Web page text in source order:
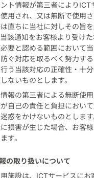
ト情報が第三者によりICT
用され、又は無断で使用
直ちに当社に対しその旨
該通知をお客様より受け
要と認める範囲において
ぐ対応を取るべく努力す
う当該対応の正確性・十分
ないものとします。
報の第三者による無断使
自己の責任と負担におい
惑をかけないものとしま
損害が生じた場合、お客
す。
の取り扱いについて
施設は、ICTサービスにお